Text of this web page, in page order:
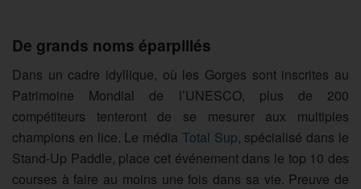
De grands noms éparpillés
Dans un cadre idyllique, où les Gorges sont inscrites au
Patrimoine Mondial de l’UNESCO, plus de 200
compétiteurs tenteront de se mesurer aux multiples
champions en lice. Le média Total Sup, spécialisé dans le
Stand-Up Paddle, place cet événement dans le top 10 des
courses à faire au moins une fois dans sa vie. Preuve de